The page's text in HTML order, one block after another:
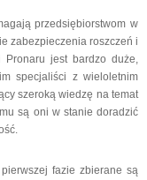
przedsiębiorstwom w
zabezpieczenia roszczeń i
Pronaru jest bardzo duże,
specjaliści z wieloletnim
szeroką wiedzę na temat
są oni w stanie doradzić
fazie zbierane są